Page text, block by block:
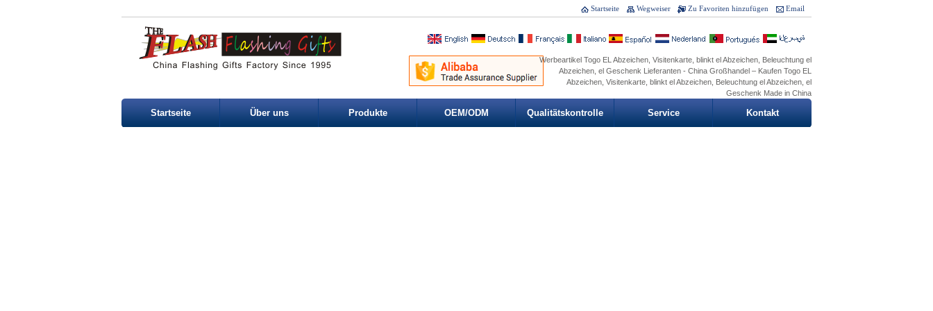
Email
Zu Favoriten hinzufügen
Wegweiser
Startseite
Werbeartikel Togo EL Abzeichen, Visitenkarte, blinkt el Abzeichen, Beleuchtung el
Abzeichen, el Geschenk Lieferanten - China Großhandel – Kaufen Togo EL
Abzeichen, Visitenkarte, blinkt el Abzeichen, Beleuchtung el Abzeichen, el
Geschenk Made in China
Startseite Über uns Produkte OEM/ODM Qualitätskontrolle Service Kontakt